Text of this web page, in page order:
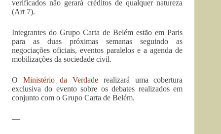
verificados não gerará créditos de qualquer natureza
(Art 7).
Integrantes do Grupo Carta de Belém estão em Paris
para as duas próximas semanas seguindo as
negociações oficiais, eventos paralelos e a agenda de
mobilizações da sociedade civil.
O Ministério da Verdade realizará uma cobertura
exclusiva do evento sobre os debates realizados em
conjunto com o Grupo Carta de Belém.
—